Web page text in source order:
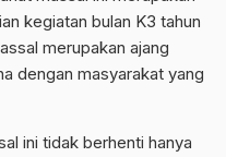
kegiatan bulan K3 tahun
merupakan ajang
dengan masyarakat yang
ini tidak berhenti hanya